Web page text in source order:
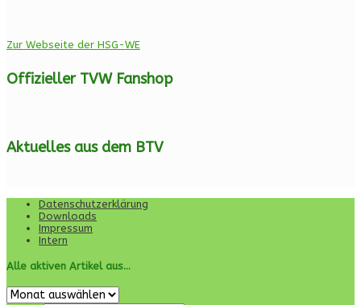
Zur Webseite der HSG-WE
Offizieller TVW Fanshop
Aktuelles aus dem BTV
Datenschutzerklärung
Downloads
Impressum
Intern
Alle aktiven Artikel aus…
Alle